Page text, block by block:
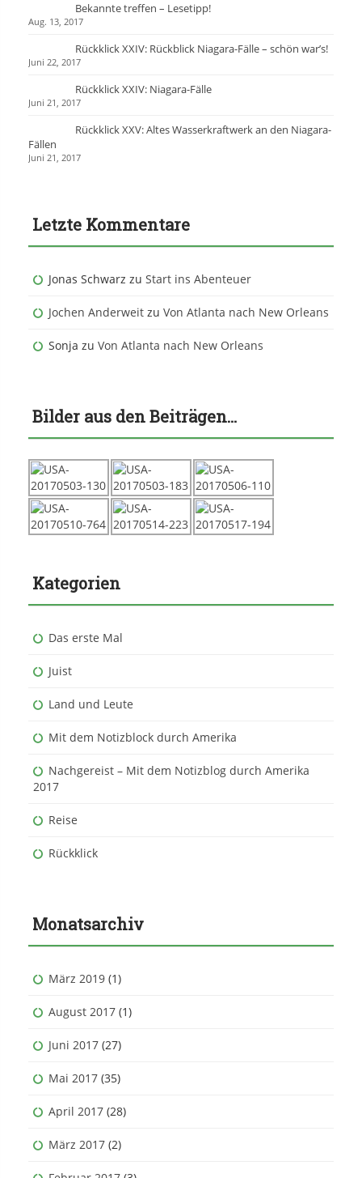
Bekannte treffen – Lesetipp!
Aug. 13, 2017
Rückklick XXIV: Rückblick Niagara-Fälle – schön war’s!
Juni 22, 2017
Rückklick XXIV: Niagara-Fälle
Juni 21, 2017
Rückklick XXV: Altes Wasserkraftwerk an den Niagara-
Fällen
Juni 21, 2017
Letzte Kommentare
Jonas Schwarz zu Start ins Abenteuer
Jochen Anderweit zu Von Atlanta nach New Orleans
Sonja zu Von Atlanta nach New Orleans
Bilder aus den Beiträgen…
Kategorien
Das erste Mal
Juist
Land und Leute
Mit dem Notizblock durch Amerika
Nachgereist – Mit dem Notizblog durch Amerika
2017
Reise
Rückklick
Monatsarchiv
März 2019 (1)
August 2017 (1)
Juni 2017 (27)
Mai 2017 (35)
April 2017 (28)
März 2017 (2)